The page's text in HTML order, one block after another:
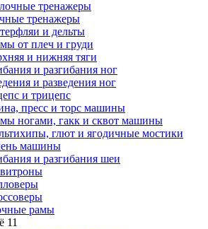
тренажеры
и дельты
от плеч и груди
и нижняя тяги
и разгибания ног
и разведения ног
и трицепс
пресс и торс машины
ногами, гакк и сквот машины
глют и ягодичные мостики
машины
и разгибания шеи
рамы
11